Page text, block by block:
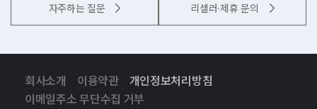
자주하는 질문 리셀러·제휴 문의
회사소개 이용약관
개인정보처리방침
이메일주소 무단수집 거부